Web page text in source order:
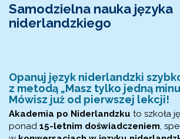
Samodzielna nauka języka
niderlandzkiego
Opanuj język niderlandzki
z metodą „Masz tylko jedną
Mówisz już od pierwszej lekcji!
Akademia po Niderlandzku to szkoła
ponad 15-letnim doświadczeniem,